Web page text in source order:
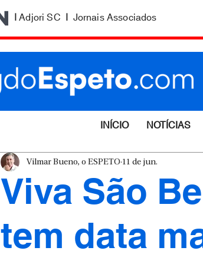
|Adjori SC | Jornais Associados
INÍCIO NOTÍCIAS
Viva São
tem data
Vilmar Bueno, o ESPETO 11 de jun.